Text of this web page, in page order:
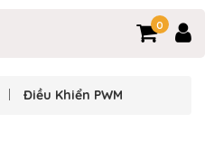
0
Điều Khiển PWM